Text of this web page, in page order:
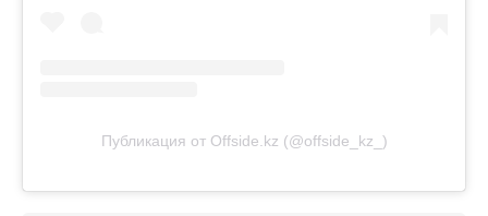
Публикация от Offside.kz (@offside_kz_)